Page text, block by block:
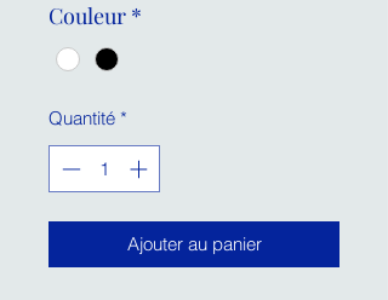
Couleur *
Quantité *
Ajouter au panier